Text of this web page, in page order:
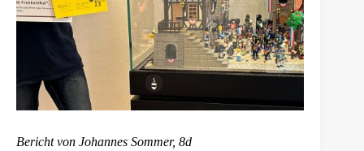
Bericht von Johannes Sommer, 8d